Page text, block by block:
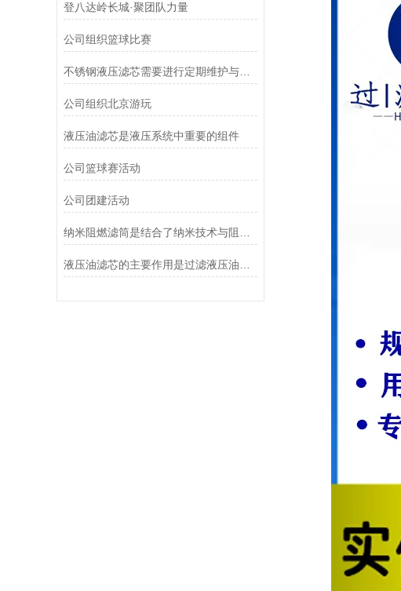
登八达岭长城·聚团队力量
公司组织篮球比赛
不锈钢液压滤芯需要进行定期维护与清洁
公司组织北京游玩
液压油滤芯是液压系统中重要的组件
公司篮球赛活动
公司团建活动